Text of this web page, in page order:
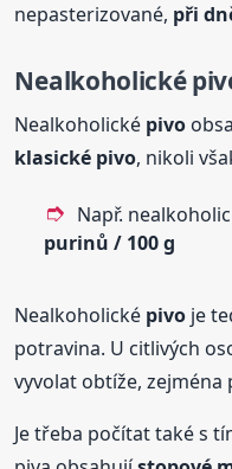
nepasterizované, při
Nealkoholické
Nealkoholické pivo
klasické pivo, nikoli
Např.
purinů / 100 g
Nealkoholické pivo je
potravina. U citlivých
vyvolat obtíže,
Je třeba počítat také s